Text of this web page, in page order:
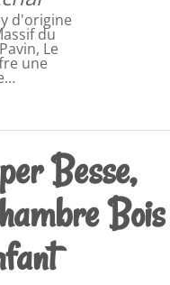
d'origine
du
Le
une
Besse,
Bois